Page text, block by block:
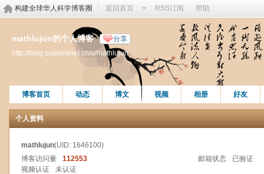
构建全球华人科学博客圈 返回首页 RSS订阅 帮助
mathlujun的个人博客 分享
http://blog.sciencenet.cn/u/mathlujun
博客首页 动态 博文 视频 相册 好友
个人资料
mathlujun(UID: 1646100)
博客访问量
112553 邮箱状态
已验证
视频认证
未认证